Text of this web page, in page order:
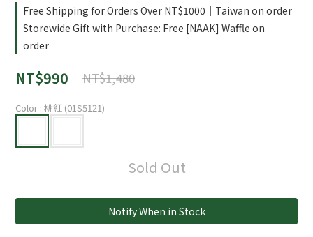
Free Shipping for Orders Over NT$1000｜Taiwan on order
Storewide Gift with Purchase: Free [NAAK] Waffle on
order
NT$990 NT$1,480
Color : 桃紅 (01S5121)
Sold Out
Notify When in Stock